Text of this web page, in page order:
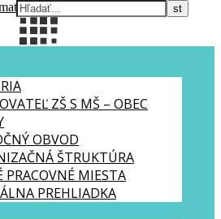
ZŠ S MŠ – OBEC
OBVOD
ŠTRUKTÚRA
PRACOVNÉ MIESTA
PREHLIADKA